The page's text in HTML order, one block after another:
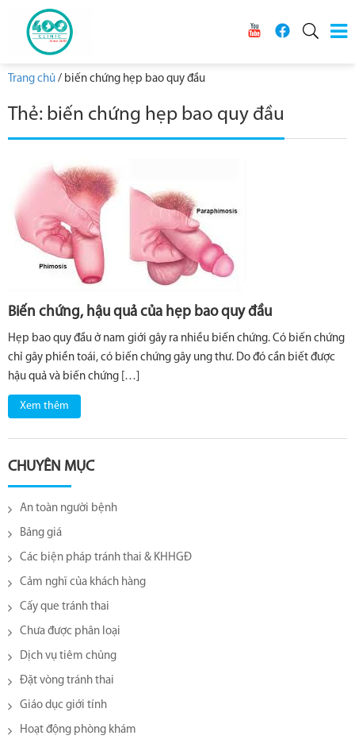
Trang chủ / biến chứng hẹp bao quy đầu
Thẻ: biến chứng hẹp bao quy đầu
Biến chứng, hậu quả của hẹp bao quy đầu
Hẹp bao quy đầu ở nam giới gây ra nhiều biến chứng. Có biến chứng
chỉ gây phiền toái, có biến chứng gây ung thư. Do đó cần biết được
hậu quả và biến chứng […]
Xem thêm
CHUYÊN MỤC
An toàn người bệnh
Bảng giá
Các biện pháp tránh thai & KHHGĐ
Cảm nghĩ của khách hàng
Cấy que tránh thai
Chưa được phân loại
Dịch vụ tiêm chủng
Đặt vòng tránh thai
Giáo dục giới tính
Hoạt động phòng khám